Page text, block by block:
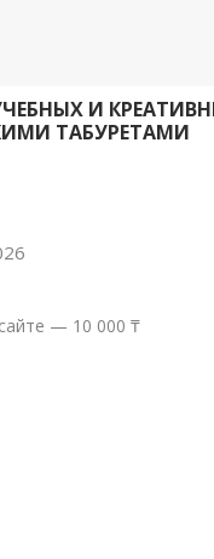
И
ТАБУРЕТАМИ
— 10 000 ₸